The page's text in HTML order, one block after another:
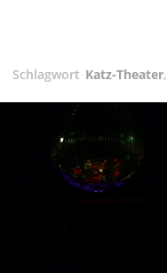
Schlagwort Katz-Theater,